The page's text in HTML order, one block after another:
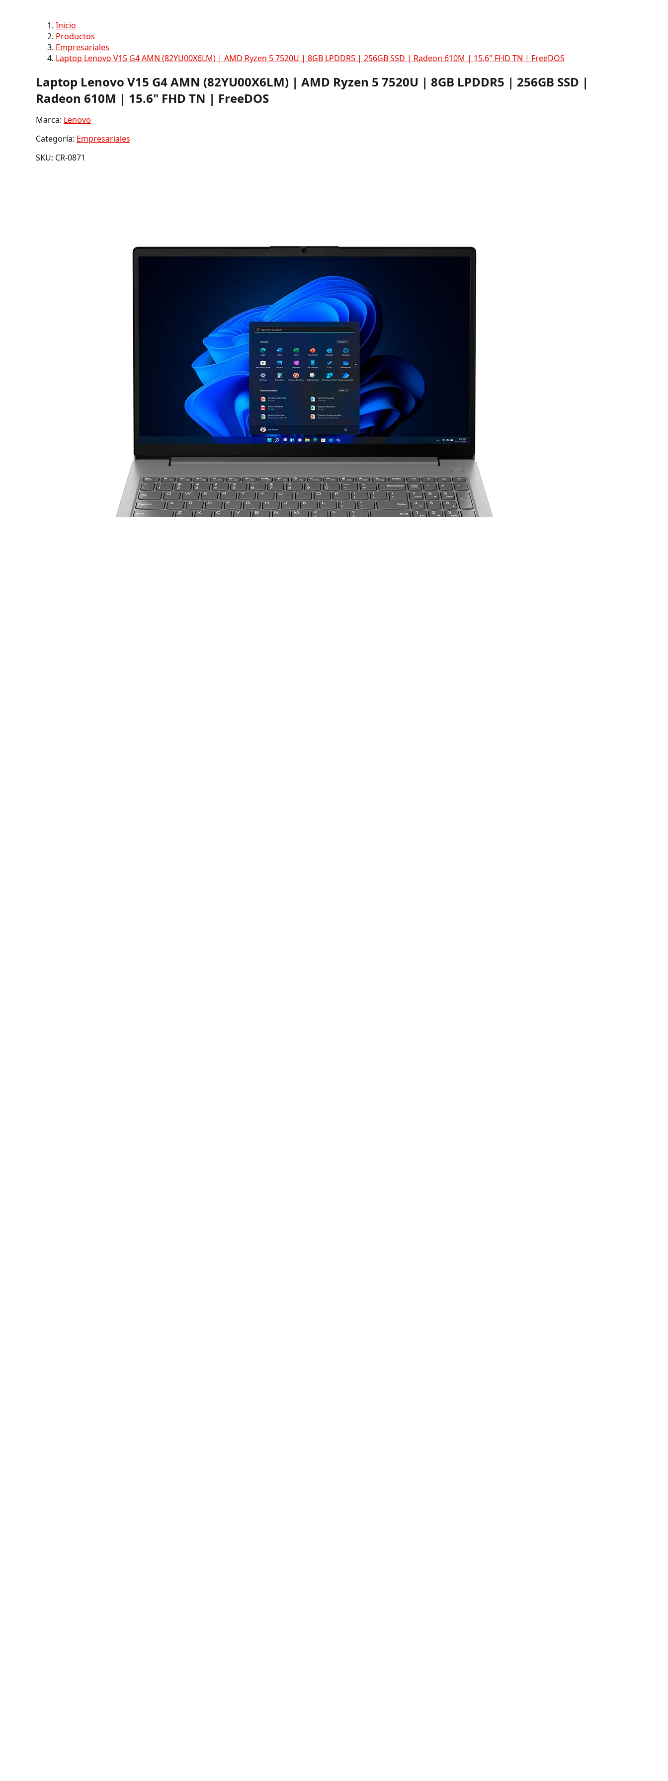
Inicio
Productos
Empresariales
Laptop Lenovo V15 G4 AMN (82YU00X6LM) | AMD Ryzen 5 7520U | 8GB LPDDR5 | 256GB SSD | Radeon 610M | 15.6" FHD TN | FreeDOS
Laptop Lenovo V15 G4 AMN (82YU00X6LM) | AMD Ryzen 5 7520U | 8GB LPDDR5 | 256GB SSD |
Radeon 610M | 15.6" FHD TN | FreeDOS
Marca: Lenovo
Categoría: Empresariales
SKU: CR-0871